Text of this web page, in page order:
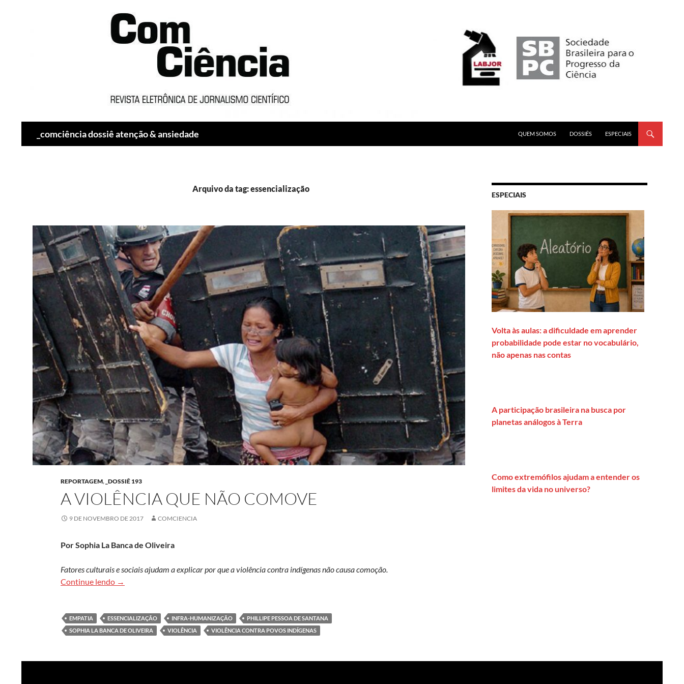
_comciência dossiê atenção & ansiedade
QUEM SOMOS
DOSSIÊS ESPECIAIS
Arquivo da tag: essencialização
REPORTAGEM, _DOSSIÊ 193
A VIOLÊNCIA QUE NÃO COMOVE
9 DE NOVEMBRO DE 2017 COMCIENCIA
Por Sophia La Banca de Oliveira
Fatores culturais e sociais ajudam a explicar por que a violência contra indígenas não causa comoção.
Continue lendo
A violência que não comove
→
EMPATIA ESSENCIALIZAÇÃO INFRA-HUMANIZAÇÃO
PHILLIPE PESSOA DE SANTANA
SOPHIA LA BANCA DE OLIVEIRA
VIOLÊNCIA VIOLÊNCIA CONTRA POVOS INDÍGENAS
ESPECIAIS
Volta às aulas: a dificuldade em aprender
probabilidade pode estar no vocabulário,
não apenas nas contas
A participação brasileira na busca por
planetas análogos à Terra
Como extremófilos ajudam a entender os
limites da vida no universo?